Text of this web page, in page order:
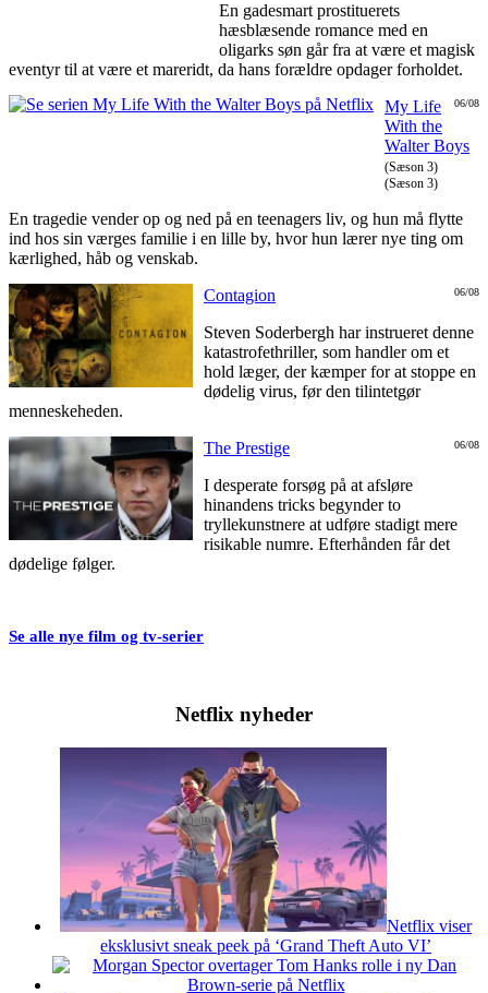
En gadesmart prostituerets
hæsblæsende romance med en
oligarks søn går fra at være et magisk
eventyr til at være et mareridt, da hans forældre opdager forholdet.
06/08
My Life
With the
Walter Boys
(Sæson 3)
(Sæson 3)
En tragedie vender op og ned på en teenagers liv, og hun må flytte
ind hos sin værges familie i en lille by, hvor hun lærer nye ting om
kærlighed, håb og venskab.
06/08
Contagion
Steven Soderbergh har instrueret denne
katastrofethriller, som handler om et
hold læger, der kæmper for at stoppe en
dødelig virus, før den tilintetgør
menneskeheden.
06/08
The Prestige
I desperate forsøg på at afsløre
hinandens tricks begynder to
tryllekunstnere at udføre stadigt mere
risikable numre. Efterhånden får det
dødelige følger.
Se alle nye film og tv-serier
Netflix nyheder
Netflix viser
eksklusivt sneak peek på ‘Grand Theft Auto VI’